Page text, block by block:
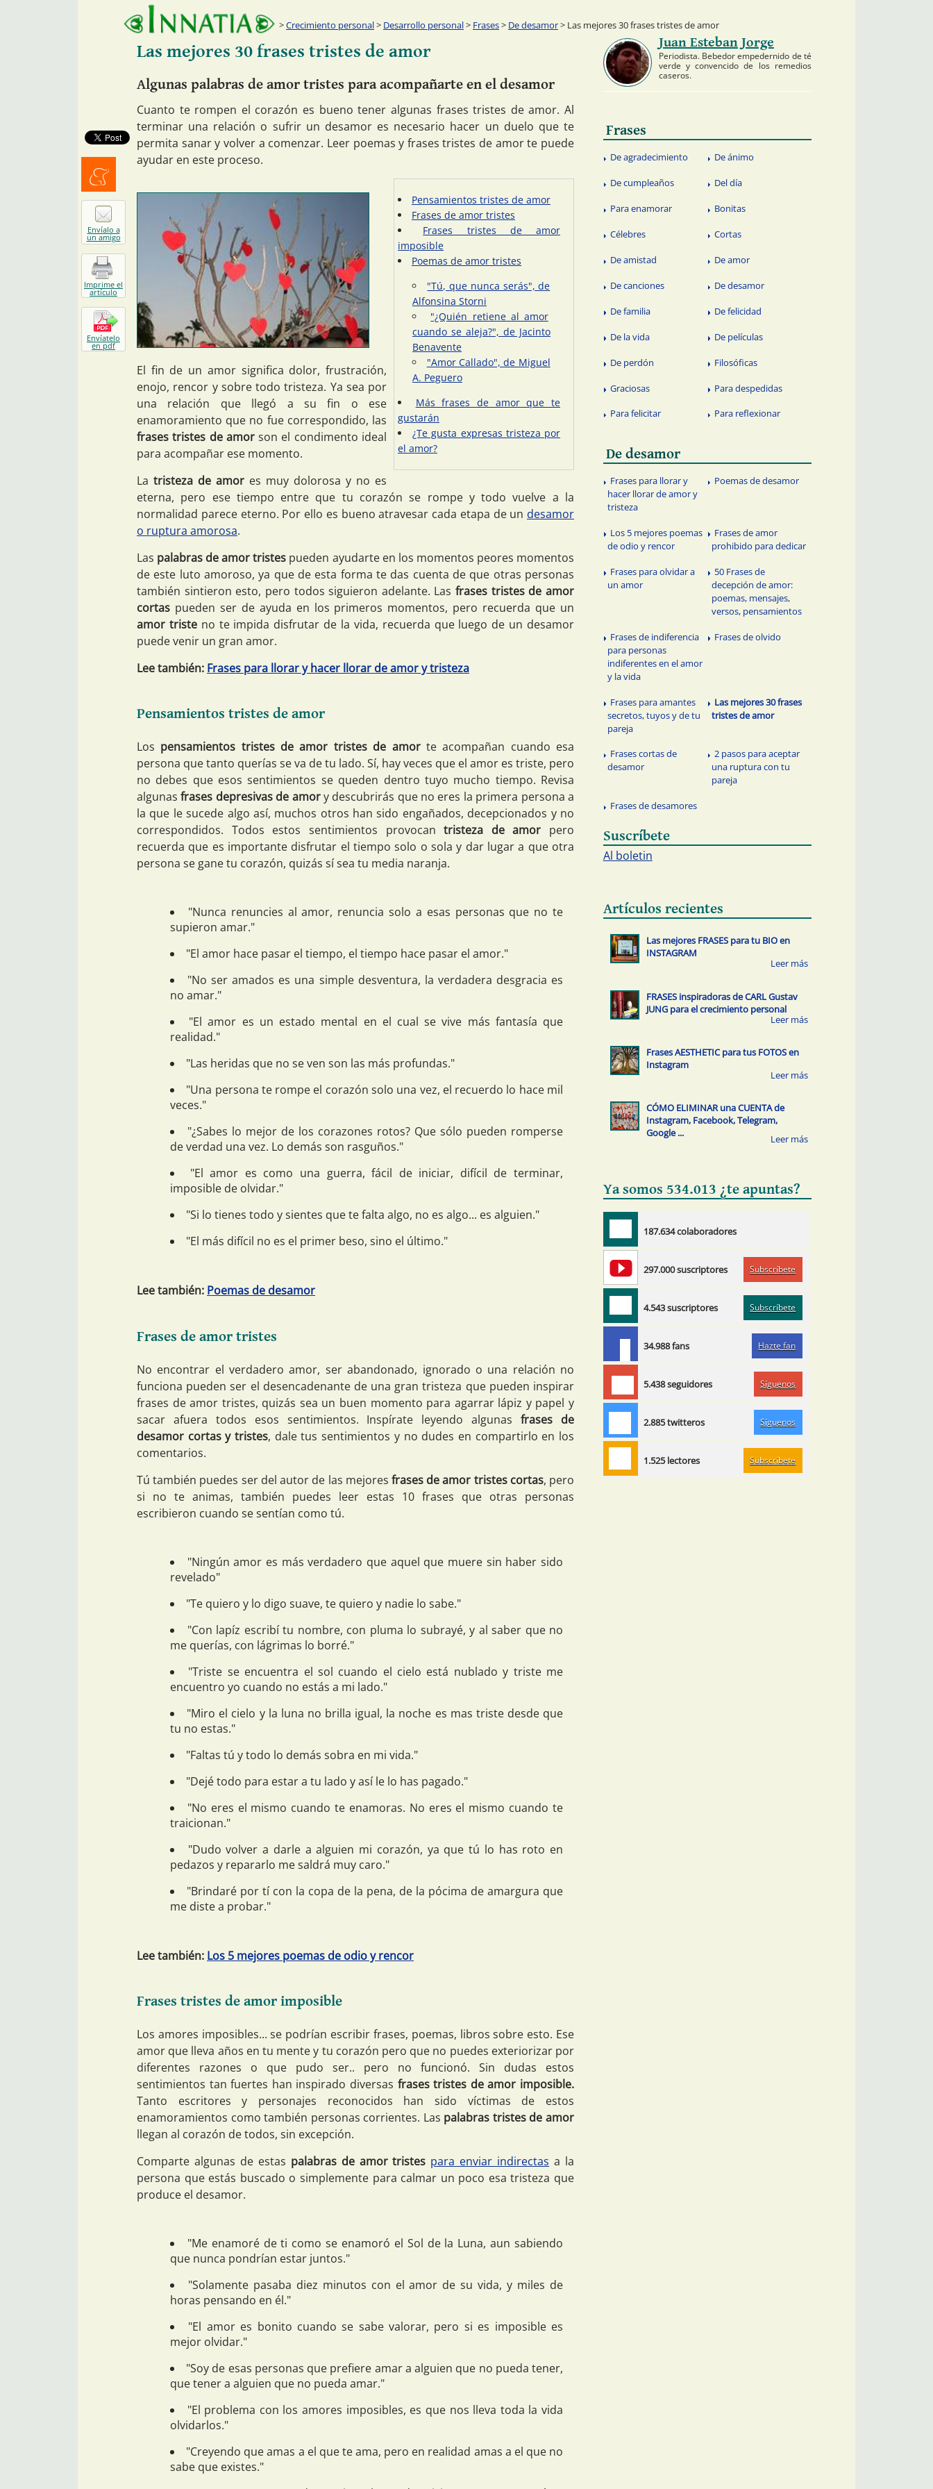
Crecimiento personal> Desarrollo personal> Frases> De desamor> Las mejores 30 frases tristes de amor
Las mejores 30 frases tristes de amor
Algunas palabras de amor tristes para acompañarte en el desamor
Cuanto te rompen el corazón es bueno tener algunas frases tristes de amor. Al
terminar una relación o sufrir un desamor es necesario hacer un duelo que te
permita sanar y volver a comenzar. Leer poemas y frases tristes de amor te puede
ayudar en este proceso.
Pensamientos tristes de amor
Frases de amor tristes
Frases tristes de amor
imposible
Poemas de amor tristes
"Tú, que nunca serás", de
Alfonsina Storni
"¿Quién retiene al amor
cuando se aleja?", de Jacinto
Benavente
"Amor Callado", de Miguel
A. Peguero
Más frases de amor que te
gustarán
¿Te gusta expresas tristeza por
el amor?
El fin de un amor significa dolor, frustración,
enojo, rencor y sobre todo tristeza. Ya sea por
una relación que llegó a su fin o ese
enamoramiento que no fue correspondido, las
frases tristes de amorson el condimento ideal
para acompañar ese momento.
La tristeza de amor es muy dolorosa y no es
eterna, pero ese tiempo entre que tu corazón se rompe y todo vuelve a la
normalidad parece eterno. Por ello es bueno atravesar cada etapa de un desamor
o ruptura amorosa.
Las palabras de amor tristes pueden ayudarte en los momentos peores momentos
de este luto amoroso, ya que de esta forma te das cuenta de que otras personas
también sintieron esto, pero todos siguieron adelante. Lasfrases tristes de amor
cortas pueden ser de ayuda en los primeros momentos, pero recuerda que un
amor tristeno te impida disfrutar de la vida, recuerda que luego de un desamor
puede venir un gran amor.
Lee también: Frases para llorar y hacer llorar de amor y tristeza
Pensamientos tristes de amor
Los pensamientos tristes de amor tristes de amorte acompañan cuando esa
persona que tanto querías se va de tu lado. Sí, hay veces que el amor es triste, pero
no debes que esos sentimientos se queden dentro tuyo mucho tiempo. Revisa
algunasfrases depresivas de amory descubrirás que no eres la primera persona a
la que le sucede algo así, muchos otros han sido engañados, decepcionados y no
correspondidos. Todos estos sentimientos provocantristeza de amor pero
recuerda que es importante disfrutar el tiempo solo o sola y dar lugar a que otra
persona se gane tu corazón, quizás sí sea tu media naranja.
"Nunca renuncies al amor, renuncia solo a esas personas que no te
supieron amar."
"El amor hace pasar el tiempo, el tiempo hace pasar el amor."
"No ser amados es una simple desventura, la verdadera desgracia es
no amar."
"El amor es un estado mental en el cual se vive más fantasía que
realidad."
"Las heridas que no se ven son las más profundas."
"Una persona te rompe el corazón solo una vez, el recuerdo lo hace mil
veces."
"¿Sabes lo mejor de los corazones rotos? Que sólo pueden romperse
de verdad una vez. Lo demás son rasguños."
"El amor es como una guerra, fácil de iniciar, difícil de terminar,
imposible de olvidar."
"Si lo tienes todo y sientes que te falta algo, no es algo... es alguien."
"El más difícil no es el primer beso, sino el último."
Lee también: Poemas de desamor
Frases de amor tristes
No encontrar el verdadero amor, ser abandonado, ignorado o una relación no
funciona pueden ser el desencadenante de una gran tristeza que pueden inspirar
frases de amor tristes, quizás sea un buen momento para agarrar lápiz y papel y
sacar afuera todos esos sentimientos. Inspírate leyendo algunasfrases de
desamor cortas y tristes, dale tus sentimientos y no dudes en compartirlo en los
comentarios.
Tú también puedes ser del autor de las mejores frases de amor tristes cortas, pero
si no te animas, también puedes leer estas 10 frases que otras personas
escribieron cuando se sentían como tú.
"Ningún amor es más verdadero que aquel que muere sin haber sido
revelado"
"Te quiero y lo digo suave, te quiero y nadie lo sabe."
"Con lapíz escribí tu nombre, con pluma lo subrayé, y al saber que no
me querías, con lágrimas lo borré."
"Triste se encuentra el sol cuando el cielo está nublado y triste me
encuentro yo cuando no estás a mi lado."
"Miro el cielo y la luna no brilla igual, la noche es mas triste desde que
tu no estas."
"Faltas tú y todo lo demás sobra en mi vida."
"Dejé todo para estar a tu lado y así le lo has pagado."
"No eres el mismo cuando te enamoras. No eres el mismo cuando te
traicionan."
"Dudo volver a darle a alguien mi corazón, ya que tú lo has roto en
pedazos y repararlo me saldrá muy caro."
"Brindaré por tí con la copa de la pena, de la pócima de amargura que
me diste a probar."
Lee también: Los 5 mejores poemas de odio y rencor
Frases tristes de amor imposible
Los amores imposibles... se podrían escribir frases, poemas, libros sobre esto. Ese
amor que lleva años en tu mente y tu corazón pero que no puedes exteriorizar por
diferentes razones o que pudo ser.. pero no funcionó. Sin dudas estos
sentimientos tan fuertes han inspirado diversas frases tristes de amor imposible.
Tanto escritores y personajes reconocidos han sido víctimas de estos
enamoramientos como también personas corrientes. Las palabras tristes de amor
llegan al corazón de todos, sin excepción.
Comparte algunas de estas palabras de amor tristes para enviar indirectas a la
persona que estás buscado o simplemente para calmar un poco esa tristeza que
produce el desamor.
"Me enamoré de ti como se enamoró el Sol de la Luna, aun sabiendo
que nunca pondrían estar juntos."
"Solamente pasaba diez minutos con el amor de su vida, y miles de
horas pensando en él."
"El amor es bonito cuando se sabe valorar, pero si es imposible es
mejor olvidar."
"Soy de esas personas que prefiere amar a alguien que no pueda tener,
que tener a alguien que no pueda amar."
"El problema con los amores imposibles, es que nos lleva toda la vida
olvidarlos."
"Creyendo que amas a el que te ama, pero en realidad amas a el que no
sabe que existes."
Juan Esteban Jorge
Periodista. Bebedor empedernido de té
verde y convencido de los remedios
caseros.
Frases
De agradecimiento De ánimo
De cumpleaños Del día
Para enamorar Bonitas
Célebres Cortas
De amistad De amor
De canciones De desamor
De familia De felicidad
De la vida De películas
De perdón Filosóficas
Graciosas Para despedidas
Para felicitar Para reflexionar
De desamor
Frases para llorar y
hacer llorar de amor y
tristeza
Poemas de desamor
Los 5 mejores poemas
de odio y rencor
Frases de amor
prohibido para dedicar
Frases para olvidar a
un amor
50 Frases de
decepción de amor:
poemas, mensajes,
versos, pensamientos
Frases de indiferencia
para personas
indiferentes en el amor
y la vida
Frases de olvido
Frases para amantes
secretos, tuyos y de tu
pareja
Las mejores 30 frases
tristes de amor
Frases cortas de
desamor
2 pasos para aceptar
una ruptura con tu
pareja
Frases de desamores
Suscríbete
Al boletin
Artículos recientes
Las mejores FRASES para tu BIO en
INSTAGRAM
FRASES inspiradoras de CARL Gustav
JUNG para el crecimiento personal
Frases AESTHETIC para tus FOTOS en
Instagram
CÓMO ELIMINAR una CUENTA de
Instagram, Facebook, Telegram,
Google ...
Ya somos 534.013 ¿te apuntas?
187.634 colaboradores
297.000 suscriptores Subscríbete
4.543 suscriptores Subscríbete
34.988 fans Hazte fan
5.438 seguidores Síguenos
2.885 twitteros Síguenos
1.525 lectores Subscríbete
Menéalo
Envíalo a
un amigo
Imprime el
artículo
Envíatelo
en pdf